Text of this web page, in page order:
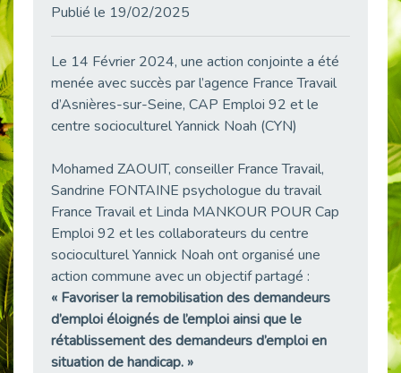
Et si le handicap ne définissait plus la carrière ?
« Confiance en soi et acceptation du handicap » : un levier puissant vers l’emploi
Publié le 22/05/2026
Handicap et emploi : une matinée pour briser les tabous
L’alternance : un levier stratégique pour recruter et inclure durablement
Publié le 18/05/2026
Publié le 12/05/2026
CAP EMPLOI 92 : L’inclusion portée à son sommet, bien au-delà des quotas
Publié le 12/05/2026
38 vidéos pour comprendre et agir durablement
Publié le 04/05/2026
Publié le 19/02/2025
Le 14 Février 2024, une action conjointe a été
menée avec succès par l’agence France Travail
d’Asnières-sur-Seine, CAP Emploi 92 et le
centre socioculturel Yannick Noah (CYN)
Mohamed ZAOUIT, conseiller France Travail,
Sandrine FONTAINE psychologue du travail
France Travail et Linda MANKOUR POUR Cap
Emploi 92 et les collaborateurs du centre
socioculturel Yannick Noah ont organisé une
action commune avec un objectif partagé :
« Favoriser la remobilisation des demandeurs
d’emploi éloignés de l’emploi ainsi que le
rétablissement des demandeurs d’emploi en
situation de handicap. »